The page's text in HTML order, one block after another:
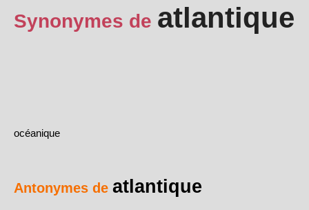
Synonymes de atlantique
océanique
Antonymes de atlantique